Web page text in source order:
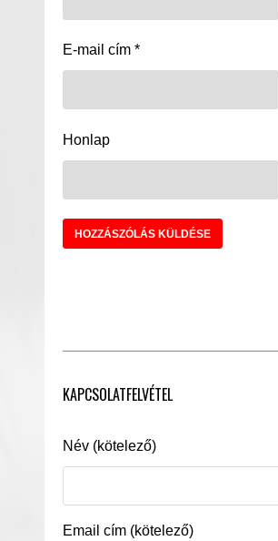
E-mail cím *
Honlap
KAPCSOLATFELVÉTEL
Név (kötelező)
Email cím (kötelező)